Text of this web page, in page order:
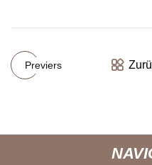
Previers